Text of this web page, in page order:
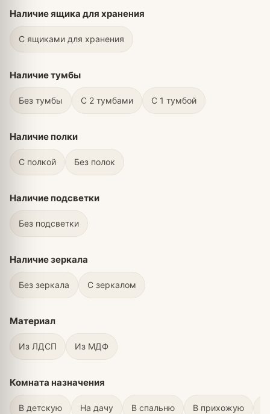
Наличие ящика для хранения
C ящиками для хранения
Наличие тумбы
Без тумбы С 2 тумбами С 1 тумбой
Наличие полки
С полкой Без полок
Наличие подсветки
Без подсветки
Наличие зеркала
Без зеркала С зеркалом
Материал
Из ЛДСП Из МДФ
Комната назначения
В детскую На дачу В спальню В прихожую